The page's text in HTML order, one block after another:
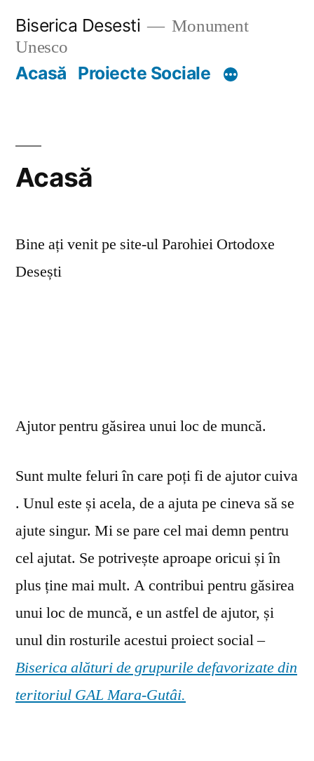
content
Biserica Desesti
Monument
Unesco
Acasă Proiecte Sociale
Acasă
Bine ați venit pe site-ul Parohiei Ortodoxe
Desești
Ajutor pentru găsirea unui loc de muncă.
Sunt multe feluri în care poți fi de ajutor cuiva
. Unul este și acela, de a ajuta pe cineva să se
ajute singur. Mi se pare cel mai demn pentru
cel ajutat. Se potrivește aproape oricui și în
plus ține mai mult. A contribui pentru găsirea
unui loc de muncă, e un astfel de ajutor, și
unul din rosturile acestui proiect social –
Biserica alături de grupurile defavorizate din
teritoriul GAL Mara-Gutâi.